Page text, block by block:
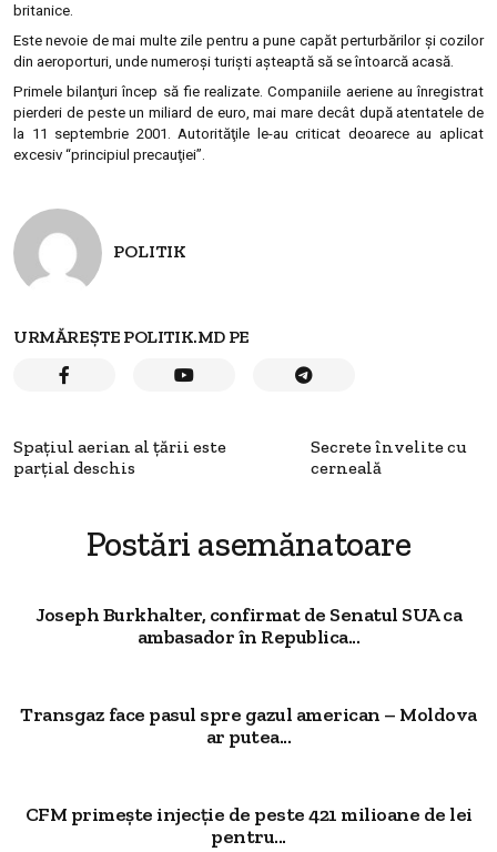
britanice.
Este nevoie de mai multe zile pentru a pune capăt perturbărilor şi cozilor
din aeroporturi, unde numeroşi turişti aşteaptă să se întoarcă acasă.
Primele bilanţuri încep să fie realizate. Companiile aeriene au înregistrat
pierderi de peste un miliard de euro, mai mare decât după atentatele de
la 11 septembrie 2001. Autorităţile le-au criticat deoarece au aplicat
excesiv “principiul precauţiei”.
POLITIK
URMĂREȘTE POLITIK.MD PE
Spaţiul aerian al ţării este
parţial deschis
Secrete învelite cu
cerneală
Postări asemănatoare
Joseph Burkhalter, confirmat de Senatul SUA ca
ambasador în Republica...
Transgaz face pasul spre gazul american – Moldova
ar putea...
CFM primește injecție de peste 421 milioane de lei
pentru...